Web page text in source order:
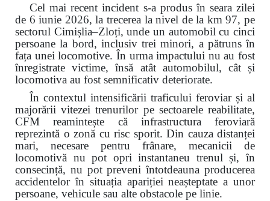
Cel mai recent incident s-a produs în seara zilei
de 6 iunie 2026, la trecerea la nivel de la km 97, pe
sectorul Cimișlia–Zloți, unde un automobil cu cinci
persoane la bord, inclusiv trei minori, a pătruns în
fața unei locomotive. În urma impactului nu au fost
înregistrate victime, însă atât automobilul, cât și
locomotiva au fost semnificativ deteriorate.
În contextul intensificării traficului feroviar și al
majorării vitezei trenurilor pe sectoarele reabilitate,
CFM reamintește că infrastructura feroviară
reprezintă o zonă cu risc sporit. Din cauza distanței
mari, necesare pentru frânare, mecanicii de
locomotivă nu pot opri instantaneu trenul și, în
consecință, nu pot preveni întotdeauna producerea
accidentelor în situația apariției neașteptate a unor
persoane, vehicule sau alte obstacole pe linie.